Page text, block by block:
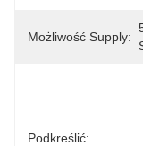
Możliwość Supply:
Podkreślić: